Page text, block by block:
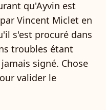
qu'Ayvin est
Vincent Miclet en
s'est procuré dans
troubles étant
signé. Chose
valider le